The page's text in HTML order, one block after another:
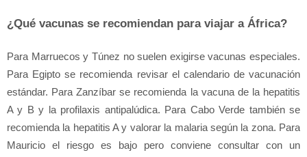
¿Qué vacunas se recomiendan para viajar a África?
Para Marruecos y Túnez no suelen exigirse vacunas especiales.
Para Egipto se recomienda revisar el calendario de vacunación
estándar. Para Zanzíbar se recomienda la vacuna de la hepatitis
A y B y la profilaxis antipalúdica. Para Cabo Verde también se
recomienda la hepatitis A y valorar la malaria según la zona. Para
Mauricio el riesgo es bajo pero conviene consultar con un